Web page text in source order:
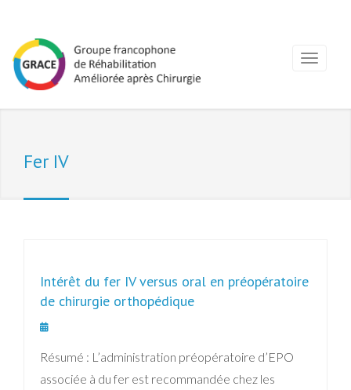
Fer IV
Intérêt du fer IV versus oral en préopératoire
de chirurgie orthopédique
Résumé : L’administration préopératoire d’EPO
associée à du fer est recommandée chez les